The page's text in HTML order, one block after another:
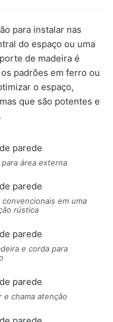
para instalar nas
do espaço ou uma
de madeira é
padrões em ferro ou
o espaço,
que são potentes e
área externa
em uma
rústica
e corda para
chama atenção